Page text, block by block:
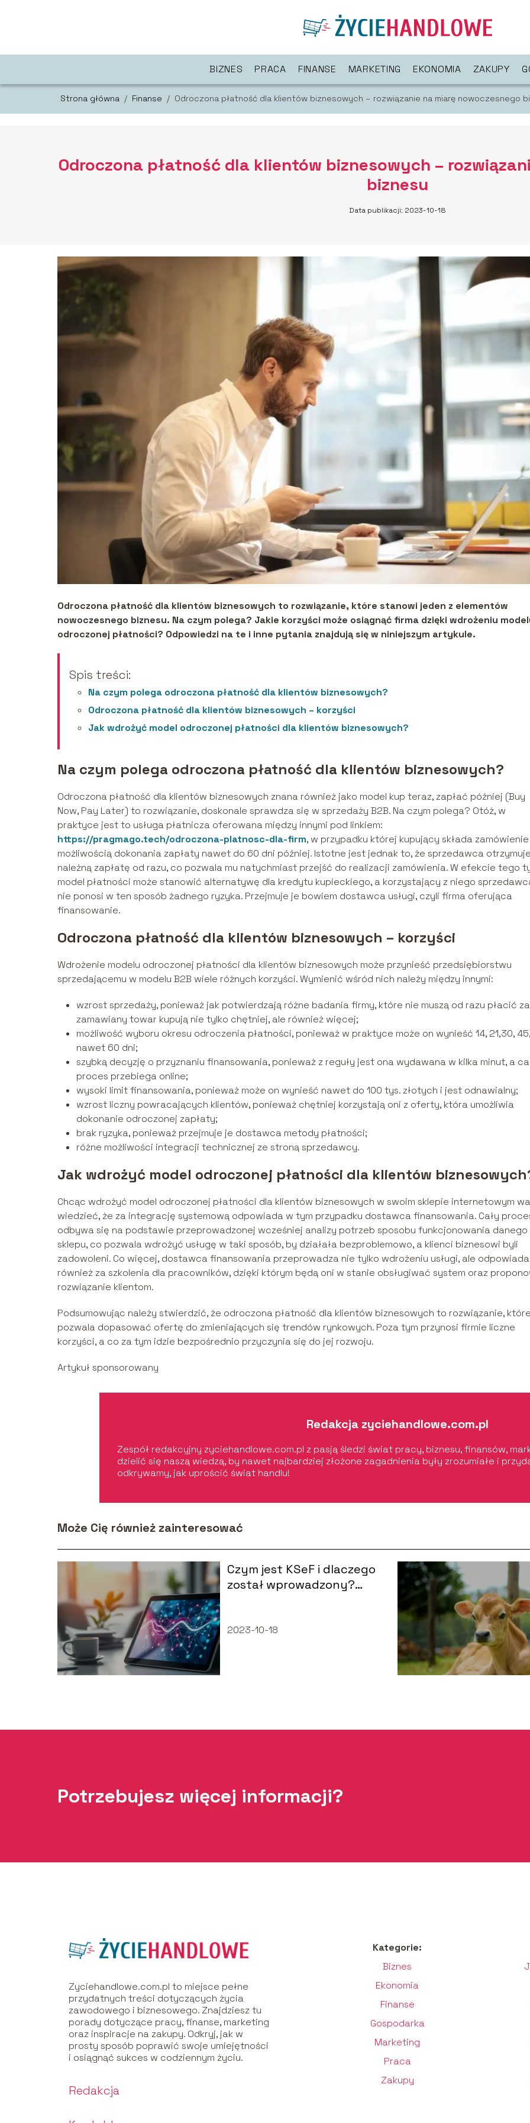
BIZNES PRACA FINANSE MARKETING EKONOMIA ZAKUPY
Strona główna / Finanse / Odroczona płatność dla klientów biznesowych – rozwiązanie na miarę nowoczesnego
Odroczona płatność dla klientów biznesowych –
biznesu
Data publikacji: 2023-10-18
Odroczona płatność dla klientów biznesowych to rozwiązanie, które stanowi jeden z elementów
nowoczesnego biznesu. Na czym polega? Jakie korzyści może osiągnąć firma dzięki wdrożeniu
odroczonej płatności? Odpowiedzi na te i inne pytania znajdują się w niniejszym artykule.
Spis treści:
Na czym polega odroczona płatność dla klientów biznesowych?
Odroczona płatność dla klientów biznesowych – korzyści
Jak wdrożyć model odroczonej płatności dla klientów biznesowych?
Na czym polega odroczona płatność dla klientów biznesowych?
Odroczona płatność dla klientów biznesowych znana również jako model kup teraz, zapłać później (Buy
Now, Pay Later) to rozwiązanie, doskonale sprawdza się w sprzedaży B2B. Na czym polega? Otóż, w
praktyce jest to usługa płatnicza oferowana między innymi pod linkiem:
https://pragmago.tech/odroczona-platnosc-dla-firm, w przypadku której kupujący składa zamówienie
możliwością dokonania zapłaty nawet do 60 dni później. Istotne jest jednak to, że sprzedawca otrzymuje
należną zapłatę od razu, co pozwala mu natychmiast przejść do realizacji zamówienia. W efekcie tego
model płatności może stanowić alternatywę dla kredytu kupieckiego, a korzystający z niego
nie ponosi w ten sposób żadnego ryzyka. Przejmuje je bowiem dostawca usługi, czyli firma oferująca
finansowanie.
Odroczona płatność dla klientów biznesowych – korzyści
Wdrożenie modelu odroczonej płatności dla klientów biznesowych może przynieść przedsiębiorstwu
sprzedającemu w modelu B2B wiele różnych korzyści. Wymienić wśród nich należy między innymi:
wzrost sprzedaży, ponieważ jak potwierdzają różne badania firmy, które nie muszą od razu płacić za
zamawiany towar kupują nie tylko chętniej, ale również więcej;
możliwość wyboru okresu odroczenia płatności, ponieważ w praktyce może on wynieść 14, 21,30,
nawet 60 dni;
szybką decyzję o przyznaniu finansowania, ponieważ z reguły jest ona wydawana w kilka minut, a
proces przebiega online;
wysoki limit finansowania, ponieważ może on wynieść nawet do 100 tys. złotych i jest odnawialny;
wzrost liczny powracających klientów, ponieważ chętniej korzystają oni z oferty, która umożliwia
dokonanie odroczonej zapłaty;
brak ryzyka, ponieważ przejmuje je dostawca metody płatności;
różne możliwości integracji technicznej ze stroną sprzedawcy.
Jak wdrożyć model odroczonej płatności dla klientów
Chcąc wdrożyć model odroczonej płatności dla klientów biznesowych w swoim sklepie internetowym
wiedzieć, że za integrację systemową odpowiada w tym przypadku dostawca finansowania. Cały
odbywa się na podstawie przeprowadzonej wcześniej analizy potrzeb sposobu funkcjonowania danego
sklepu, co pozwala wdrożyć usługę w taki sposób, by działała bezproblemowo, a klienci biznesowi byli
zadowoleni. Co więcej, dostawca finansowania przeprowadza nie tylko wdrożeniu usługi, ale odpowiada
również za szkolenia dla pracowników, dzięki którym będą oni w stanie obsługiwać system oraz
rozwiązanie klientom.
Podsumowując należy stwierdzić, że odroczona płatność dla klientów biznesowych to rozwiązanie, które
pozwala dopasować ofertę do zmieniających się trendów rynkowych. Poza tym przynosi firmie liczne
korzyści, a co za tym idzie bezpośrednio przyczynia się do jej rozwoju.
Artykuł sponsorowany
Redakcja zyciehandlowe.com.pl
Zespół redakcyjny zyciehandlowe.com.pl z pasją śledzi świat pracy, biznesu, finansów,
dzielić się naszą wiedzą, by nawet najbardziej złożone zagadnienia były zrozumiałe i
odkrywamy, jak uprościć świat handlu!
Może Cię również zainteresować
Czym jest KSeF i dlaczego
został wprowadzony?
2023-10-18
Potrzebujesz więcej informacji?
Zyciehandlowe.com.pl to miejsce pełne
przydatnych treści dotyczących życia
zawodowego i biznesowego. Znajdziesz tu
porady dotyczące pracy, finanse, marketing
oraz inspiracje na zakupy. Odkryj, jak w
prosty sposób poprawić swoje umiejętności
i osiągnąć sukces w codziennym życiu.
Redakcja
Kategorie:
Biznes
Ekonomia
Finanse
Gospodarka
Marketing
Praca
Zakupy